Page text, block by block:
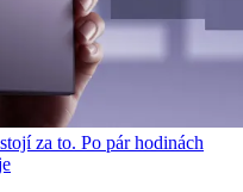
za to. Po pár hodinách